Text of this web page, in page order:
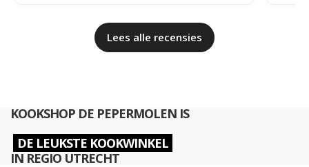
Lees alle recensies
KOOKSHOP DE PEPERMOLEN IS
DE LEUKSTE KOOKWINKEL
IN REGIO UTRECHT